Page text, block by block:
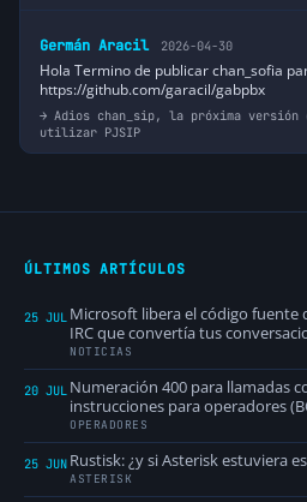
Germán Aracil 2026-04-30
Hola Termino de publicar chan_sofia
https://github.com/garacil/gabpbx
Adios chan_sip, la próxima
utilizar PJSIP
ÚLTIMOS ARTÍCULOS
25 JUL Microsoft libera el código fuente
IRC que convertía tus
NOTICIAS
20 JUL Numeración 400 para llamadas
instrucciones para operadores
OPERADORES
25 JUN Rustisk: ¿y si Asterisk estuviera
ASTERISK